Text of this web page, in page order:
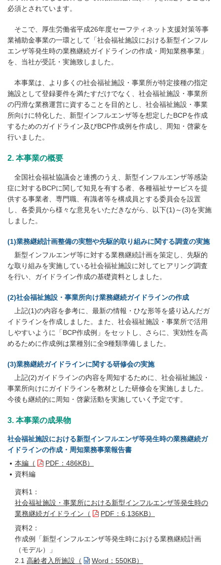
必須とされています。
そこで、厚生労働省平成26年度セーフティネット支援対策等事
業補助金事業の一環として「社会福祉施設における新型インフル
エンザ等発生時の業務継続ガイドラインの作成・周知業務事業」
を、当社が受託・実施致しました。
本事業は、より多くの社会福祉施設・事業所が特定接種の指定
施設として登録要件を満たすだけでなく、社会福祉施設・事業所
の円滑な業務運営に資することを目的とし、社会福祉施設・事業
所向けに特化した、新型インフルエンザ等を想定したBCPを作成
するためのガイドライン及びBCP作成例を作成し、周知・啓蒙を
行いました。
2. 本事業の概要
全国社会福祉協議会と連携のうえ、新型インフルエンザ等感染
症に対するBCPに関して知見を有する者、各種福祉サービスを提
供する事業者、専門職、有識者等を構成員とする委員会を設置
し、各委員から様々な意見をいただきながら、以下(1)～(3)を実施
しました。
(1)業務継続計画整備の実態や先駆的取り組みに関する調査の実施
新型インフルエンザ等に対する業務継続計画を策定し、先駆的
な取り組みを実施している社会福祉施設に対してヒアリング調査
を行い、ガイドライン作成の基礎資料としました。
(2)社会福祉施設・事業所向け業務継続ガイドラインの作成
上記(1)の内容を参考に、最新の情報・ひな形等を盛り込んだガ
イドラインを作成しました。また、社会福祉施設・事業所で活用
しやすいように「BCP作成例」をセットし、さらに、実効性を高
めるために作成例は業種別に全9種類準備しました。
(3)業務継続ガイドラインに関する研修会の実施
上記(2)ガイドラインの内容を周知するために、社会福祉施設・
事業所向けにガイドラインを教材とした研修会を実施しました。
今後も継続的に周知・啓蒙活動を実施していく予定です。
3. 本事業の成果物
社会福祉施設における新型インフルエンザ等発生時の業務継続ガ
イドラインの作成・周知業務事業報告書
本編（
PDF：486KB）
資料編
資料1：
社会福祉施設・事業所における新型インフルエンザ等発生時の
業務継続ガイドライン（
PDF：6,136KB）
資料2：
作成例「新型インフルエンザ等発生時における業務継続計画
（モデル）」
2.1 高齢者入所施設（
Word：550KB）